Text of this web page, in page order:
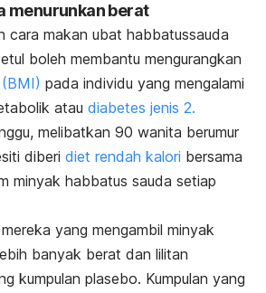
menurunkan berat
cara makan ubat habbatussauda
boleh membantu mengurangkan
(BMI) pada individu yang mengalami
atau diabetes jenis 2.
melibatkan 90 wanita berumur
diberi diet rendah kalori bersama
minyak habbatus sauda setiap
yang mengambil minyak
banyak berat dan lilitan
kumpulan plasebo. Kumpulan yang